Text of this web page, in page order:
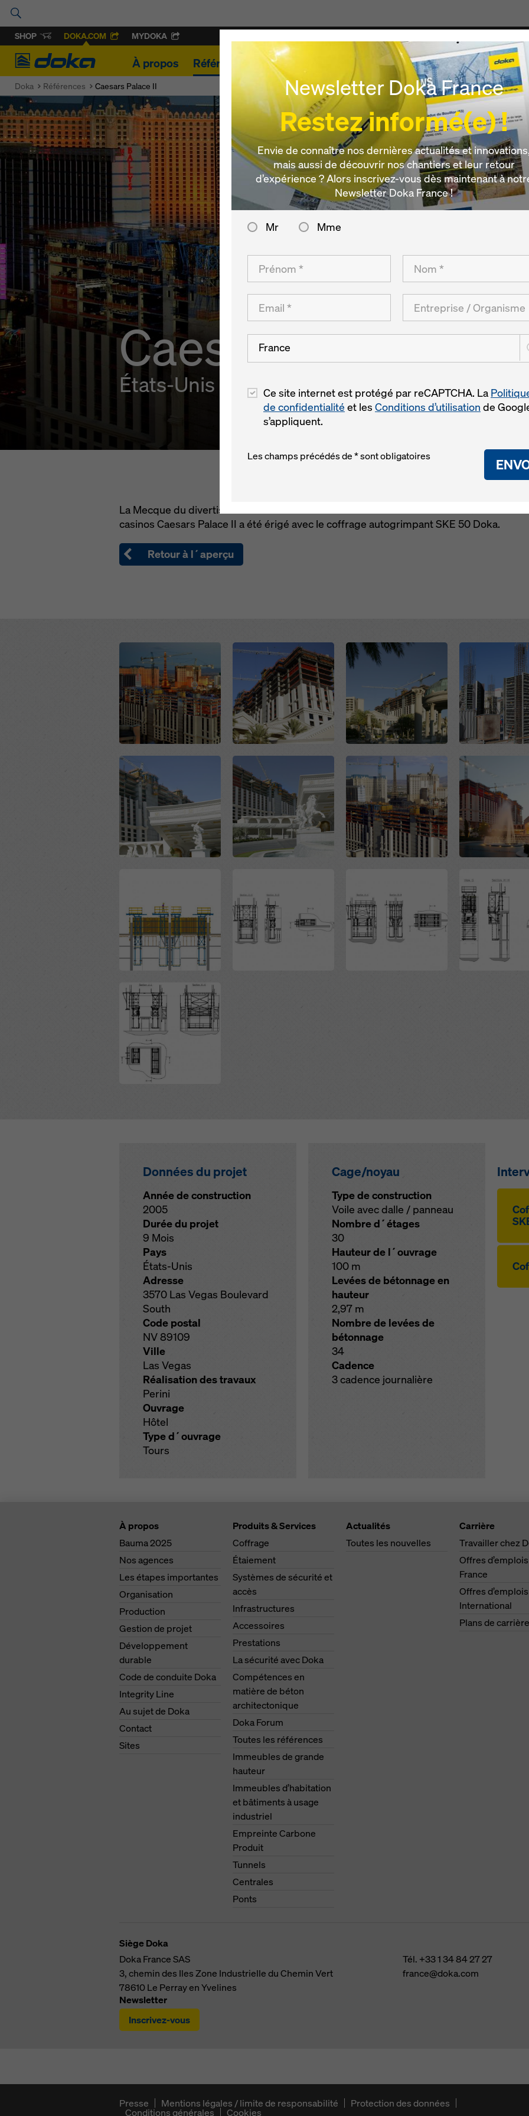
SHOP DOKA.COM MYDOKA
Doka
À propos Références Produits & Services Digital Actualités
Doka Références Caesars Palace II
Caesars Palace II
États-Unis
La Mecque du divertissement aux États-Unis s'est enrichie d'une nouvelle attraction :
casinos Caesars Palace II a été érigé avec le coffrage autogrimpant SKE 50 Doka.
Retour à l´aperçu
Open Open Open Open
Open Open Open Open
Open
Données du projet
Année de construction
2005
Durée du projet
9 Mois
Pays
États-Unis
Adresse
3570 Las Vegas Boulevard
South
Code postal
NV 89109
Ville
Las Vegas
Réalisation des travaux
Perini
Ouvrage
Hôtel
Type d´ouvrage
Tours
Cage/noyau
Type de construction
Voile avec dalle / panneau
Nombre d´étages
30
Hauteur de l´ouvrage
100 m
Levées de bétonnage en
hauteur
2,97 m
Nombre de levées de
bétonnage
34
Cadence
3 cadence journalière
À propos
Bauma 2025
Nos agences
Les étapes importantes
Organisation
Production
Gestion de projet
Développement
durable
Code de conduite Doka
Integrity Line
Au sujet de Doka
Contact
Sites
Produits & Services
Coffrage
Étaiement
Systèmes de sécurité et
accès
Infrastructures
Accessoires
Prestations
La sécurité avec Doka
Compétences en
matière de béton
architectonique
Doka Forum
Toutes les références
Immeubles de grande
hauteur
Immeubles d’habitation
et bâtiments à usage
industriel
Empreinte Carbone
Produit
Tunnels
Centrales
Ponts
Actualités
Toutes les nouvelles
Carrière
Travailler chez
Offres
France
Offres
International
Plans de carrière
Siège Doka
Doka France SAS
3, chemin des IlesZone Industrielle du Chemin Vert
78610Le Perray en Yvelines
Tél. +33 1 34 84 27 27
france@doka.com
Newsletter
Inscrivez-vous
Presse Mentions légales / limite de responsabilité Protection des données
Conditions générales Cookies
Newsletter Doka France
Restez informé(e) !
Envie de connaître nos dernières actualités et
mais aussi de découvrir nos chantiers et leur retour
d’expérience ? Alors inscrivez-vous dès maintenant à
Newsletter Doka France !
Mr Mme
France
Ce site internet est protégé par reCAPTCHA. La
de confidentialité et les Conditions d’utilisation de
s’appliquent.
Les champs précédés de * sont obligatoires